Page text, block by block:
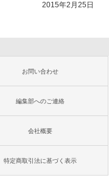
2015年2月25日
お問い合わせ
編集部へのご連絡
会社概要
特定商取引法に基づく表示